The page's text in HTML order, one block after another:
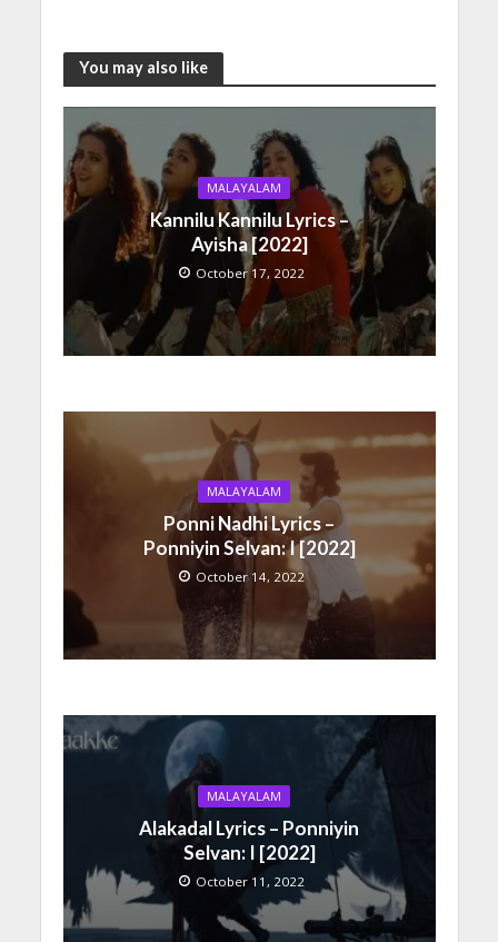
You may also like
MALAYALAM
Kannilu Kannilu Lyrics –
Ayisha [2022]
October 17, 2022
MALAYALAM
Ponni Nadhi Lyrics –
Ponniyin Selvan: I [2022]
October 14, 2022
MALAYALAM
Alakadal Lyrics – Ponniyin
Selvan: I [2022]
October 11, 2022